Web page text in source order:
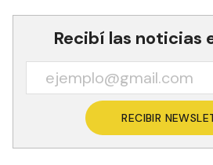
Recibí las noticias
RECIBIR